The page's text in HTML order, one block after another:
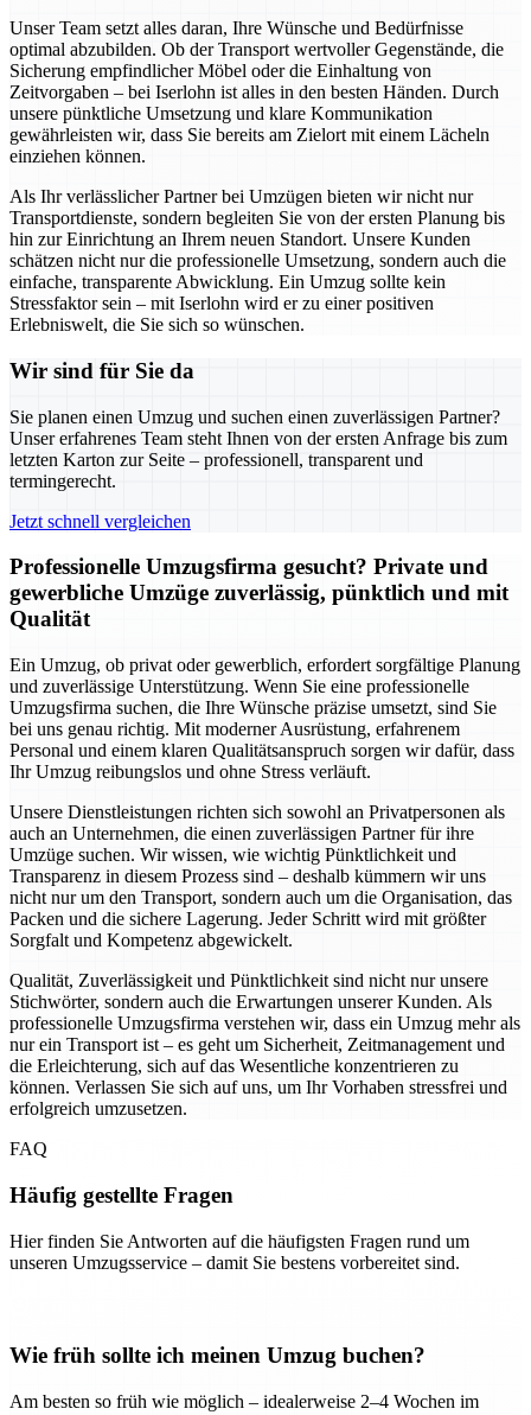
Unser Team setzt alles daran, Ihre Wünsche und Bedürfnisse
optimal abzubilden. Ob der Transport wertvoller Gegenstände, die
Sicherung empfindlicher Möbel oder die Einhaltung von
Zeitvorgaben – bei Iserlohn ist alles in den besten Händen. Durch
unsere pünktliche Umsetzung und klare Kommunikation
gewährleisten wir, dass Sie bereits am Zielort mit einem Lächeln
einziehen können.
Als Ihr verlässlicher Partner bei Umzügen bieten wir nicht nur
Transportdienste, sondern begleiten Sie von der ersten Planung bis
hin zur Einrichtung an Ihrem neuen Standort. Unsere Kunden
schätzen nicht nur die professionelle Umsetzung, sondern auch die
einfache, transparente Abwicklung. Ein Umzug sollte kein
Stressfaktor sein – mit Iserlohn wird er zu einer positiven
Erlebniswelt, die Sie sich so wünschen.
Wir sind für Sie da
Sie planen einen Umzug und suchen einen zuverlässigen Partner?
Unser erfahrenes Team steht Ihnen von der ersten Anfrage bis zum
letzten Karton zur Seite – professionell, transparent und
termingerecht.
Jetzt schnell vergleichen
Professionelle Umzugsfirma gesucht? Private und
gewerbliche Umzüge zuverlässig, pünktlich und mit
Qualität
Ein Umzug, ob privat oder gewerblich, erfordert sorgfältige Planung
und zuverlässige Unterstützung. Wenn Sie eine professionelle
Umzugsfirma suchen, die Ihre Wünsche präzise umsetzt, sind Sie
bei uns genau richtig. Mit moderner Ausrüstung, erfahrenem
Personal und einem klaren Qualitätsanspruch sorgen wir dafür, dass
Ihr Umzug reibungslos und ohne Stress verläuft.
Unsere Dienstleistungen richten sich sowohl an Privatpersonen als
auch an Unternehmen, die einen zuverlässigen Partner für ihre
Umzüge suchen. Wir wissen, wie wichtig Pünktlichkeit und
Transparenz in diesem Prozess sind – deshalb kümmern wir uns
nicht nur um den Transport, sondern auch um die Organisation, das
Packen und die sichere Lagerung. Jeder Schritt wird mit größter
Sorgfalt und Kompetenz abgewickelt.
Qualität, Zuverlässigkeit und Pünktlichkeit sind nicht nur unsere
Stichwörter, sondern auch die Erwartungen unserer Kunden. Als
professionelle Umzugsfirma verstehen wir, dass ein Umzug mehr als
nur ein Transport ist – es geht um Sicherheit, Zeitmanagement und
die Erleichterung, sich auf das Wesentliche konzentrieren zu
können. Verlassen Sie sich auf uns, um Ihr Vorhaben stressfrei und
erfolgreich umzusetzen.
FAQ
Häufig gestellte Fragen
Hier finden Sie Antworten auf die häufigsten Fragen rund um
unseren Umzugsservice – damit Sie bestens vorbereitet sind.
Wie früh sollte ich meinen Umzug buchen?
Am besten so früh wie möglich – idealerweise 2–4 Wochen im